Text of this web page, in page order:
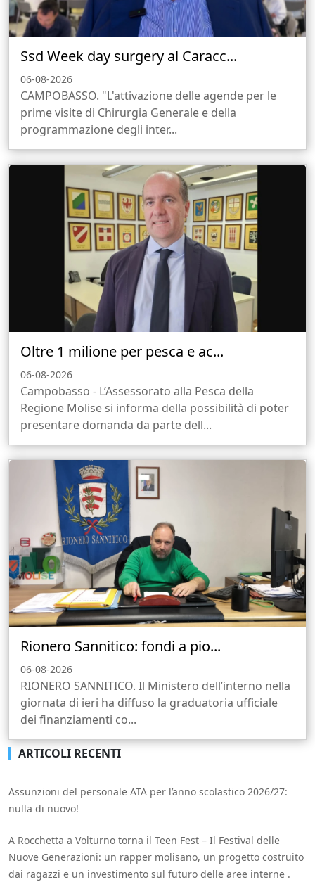
Ssd Week day surgery al Caracc...
06-08-2026
CAMPOBASSO. "L'attivazione delle agende per le
prime visite di Chirurgia Generale e della
programmazione degli inter...
Oltre 1 milione per pesca e ac...
06-08-2026
Campobasso - L’Assessorato alla Pesca della
Regione Molise si informa della possibilità di poter
presentare domanda da parte dell...
Rionero Sannitico: fondi a pio...
06-08-2026
RIONERO SANNITICO. Il Ministero dell’interno nella
giornata di ieri ha diffuso la graduatoria ufficiale
dei finanziamenti co...
ARTICOLI RECENTI
Assunzioni del personale ATA per l’anno scolastico 2026/27:
nulla di nuovo!
A Rocchetta a Volturno torna il Teen Fest – Il Festival delle
Nuove Generazioni: un rapper molisano, un progetto costruito
dai ragazzi e un investimento sul futuro delle aree interne .